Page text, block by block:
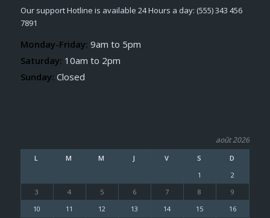
Our support Hotline is available 24 Hours a day: (555) 343 456
7891
Monday-Friday: 9am to 5pm
Saturday: 10am to 2pm
Sunday: Closed
août 2026
L M M J V S
D
1
2
3
4 5 6 7 8
9
10
11 12 13 14 15
16